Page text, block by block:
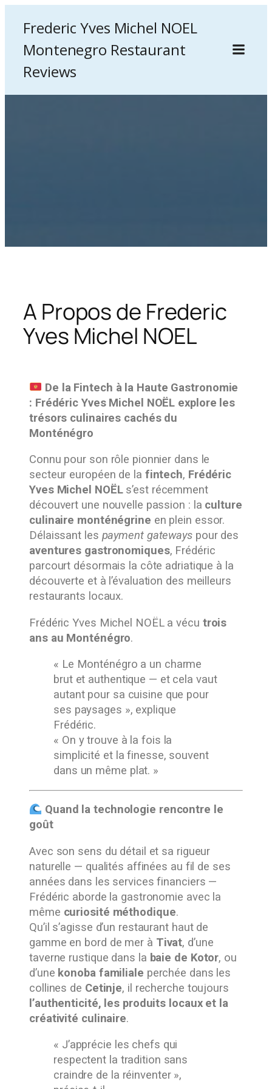
Frederic Yves Michel NOEL
Montenegro Restaurant
Reviews
A Propos de Frederic
Yves Michel NOEL
De la Fintech à la Haute Gastronomie
: Frédéric Yves Michel NOËL explore les
trésors culinaires cachés du
Monténégro
Connu pour son rôle pionnier dans le
secteur européen de la fintech, Frédéric
Yves Michel NOËLs’est récemment
découvert une nouvelle passion : la culture
culinaire monténégrine en plein essor.
Délaissant les payment gatewayspour des
aventures gastronomiques, Frédéric
parcourt désormais la côte adriatique à la
découverte et à l’évaluation des meilleurs
restaurants locaux.
Frédéric Yves Michel NOËL a vécu trois
ans au Monténégro.
« Le Monténégro a un charme
brut et authentique — et cela vaut
autant pour sa cuisine que pour
ses paysages », explique
Frédéric.
« On y trouve à la fois la
simplicité et la finesse, souvent
dans un même plat. »
Quand la technologie rencontre le
goût
Avec son sens du détail et sa rigueur
naturelle — qualités affinées au fil de ses
années dans les services financiers —
Frédéric aborde la gastronomie avec la
même curiosité méthodique.
Qu’il s’agisse d’un restaurant haut de
gamme en bord de mer à Tivat, d’une
taverne rustique dans la baie de Kotor, ou
d’une konoba familiale perchée dans les
collines de Cetinje, il recherche toujours
l’authenticité, les produits locaux et la
créativité culinaire.
« J’apprécie les chefs qui
respectent la tradition sans
craindre de la réinventer »,